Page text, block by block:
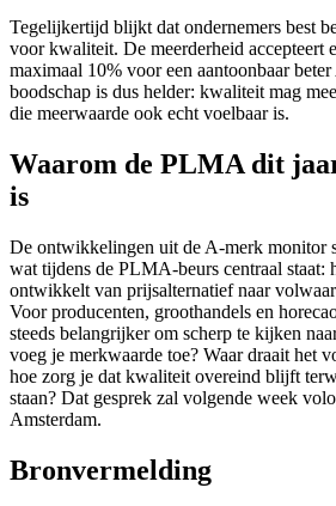
Tegelijkertijd blijkt dat ondernemers best
voor kwaliteit. De meerderheid accepteert
maximaal 10% voor een aantoonbaar
boodschap is dus helder: kwaliteit mag
die meerwaarde ook echt voelbaar is.
Waarom de PLMA dit
is
De ontwikkelingen uit de A-merk monitor
wat tijdens de PLMA-beurs centraal staat:
ontwikkelt van prijsalternatief naar
Voor producenten, groothandels en
steeds belangrijker om scherp te kijken
voeg je merkwaarde toe? Waar draait het
hoe zorg je dat kwaliteit overeind blijft
staan? Dat gesprek zal volgende week
Amsterdam.
Bronvermelding